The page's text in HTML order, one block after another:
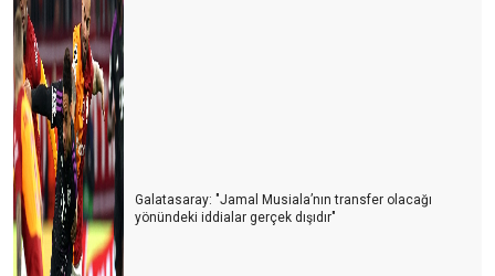
Galatasaray: "Jamal Musiala’nın transfer olacağı
yönündeki iddialar gerçek dışıdır"